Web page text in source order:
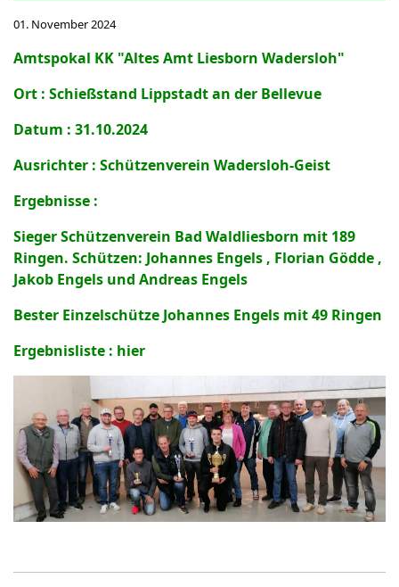
01. November 2024
Amtspokal KK "Altes Amt Liesborn Wadersloh"
Ort : Schießstand Lippstadt an der Bellevue
Datum : 31.10.2024
Ausrichter : Schützenverein Wadersloh-Geist
Ergebnisse :
Sieger Schützenverein Bad Waldliesborn mit 189
Ringen. Schützen: Johannes Engels , Florian Gödde ,
Jakob Engels und Andreas Engels
Bester Einzelschütze Johannes Engels mit 49 Ringen
Ergebnisliste : hier